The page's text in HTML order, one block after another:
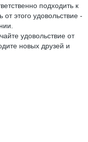
подходить к
от этого удовольствие -
удовольствие от
новых друзей и